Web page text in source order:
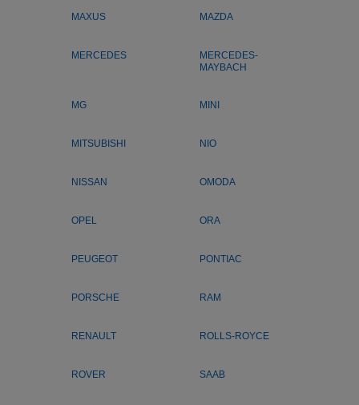
MAXUS MAZDA
MERCEDES
MERCEDES-
MAYBACH
MG MINI
MITSUBISHI NIO
NISSAN OMODA
OPEL ORA
PEUGEOT PONTIAC
PORSCHE RAM
RENAULT ROLLS-ROYCE
ROVER SAAB